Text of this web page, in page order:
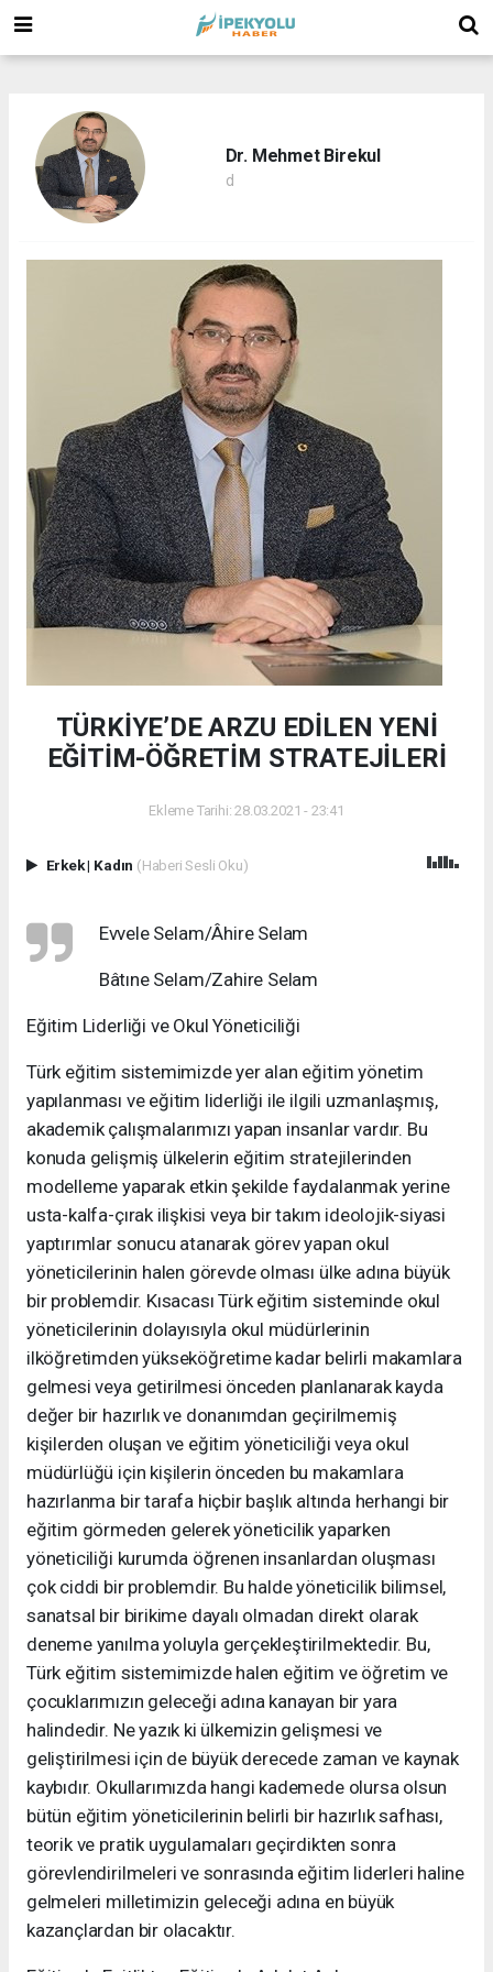
Dr. Mehmet Birekul
d
TÜRKİYE’DE ARZU EDİLEN YENİ
EĞİTİM-ÖĞRETİM STRATEJİLERİ
Ekleme Tarihi: 28.03.2021 - 23:41
Erkek| Kadın (Haberi Sesli Oku)
Evvele Selam/Âhire Selam
Bâtıne Selam/Zahire Selam
Eğitim Liderliği ve Okul Yöneticiliği
Türk eğitim sistemimizde yer alan eğitim yönetim
yapılanması ve eğitim liderliği ile ilgili uzmanlaşmış,
akademik çalışmalarımızı yapan insanlar vardır. Bu
konuda gelişmiş ülkelerin eğitim stratejilerinden
modelleme yaparak etkin şekilde faydalanmak yerine
usta-kalfa-çırak ilişkisi veya bir takım ideolojik-siyasi
yaptırımlar sonucu atanarak görev yapan okul
yöneticilerinin halen görevde olması ülke adına büyük
bir problemdir. Kısacası Türk eğitim sisteminde okul
yöneticilerinin dolayısıyla okul müdürlerinin
ilköğretimden yükseköğretime kadar belirli makamlara
gelmesi veya getirilmesi önceden planlanarak kayda
değer bir hazırlık ve donanımdan geçirilmemiş
kişilerden oluşan ve eğitim yöneticiliği veya okul
müdürlüğü için kişilerin önceden bu makamlara
hazırlanma bir tarafa hiçbir başlık altında herhangi bir
eğitim görmeden gelerek yöneticilik yaparken
yöneticiliği kurumda öğrenen insanlardan oluşması
çok ciddi bir problemdir. Bu halde yöneticilik bilimsel,
sanatsal bir birikime dayalı olmadan direkt olarak
deneme yanılma yoluyla gerçekleştirilmektedir. Bu,
Türk eğitim sistemimizde halen eğitim ve öğretim ve
çocuklarımızın geleceği adına kanayan bir yara
halindedir. Ne yazık ki ülkemizin gelişmesi ve
geliştirilmesi için de büyük derecede zaman ve kaynak
kaybıdır. Okullarımızda hangi kademede olursa olsun
bütün eğitim yöneticilerinin belirli bir hazırlık safhası,
teorik ve pratik uygulamaları geçirdikten sonra
görevlendirilmeleri ve sonrasında eğitim liderleri haline
gelmeleri milletimizin geleceği adına en büyük
kazançlardan bir olacaktır.